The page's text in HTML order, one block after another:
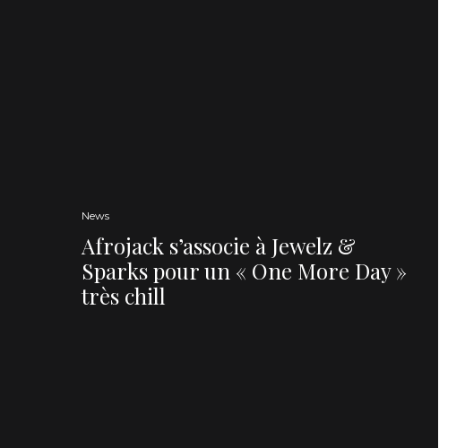
News
Afrojack s’associe à Jewelz &
Sparks pour un « One More Day »
très chill